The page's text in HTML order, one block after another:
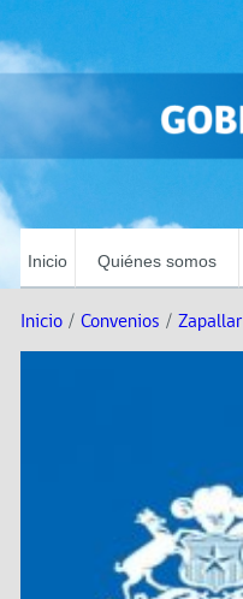
Inicio Quiénes somos
Inicio / Convenios / Zapallar